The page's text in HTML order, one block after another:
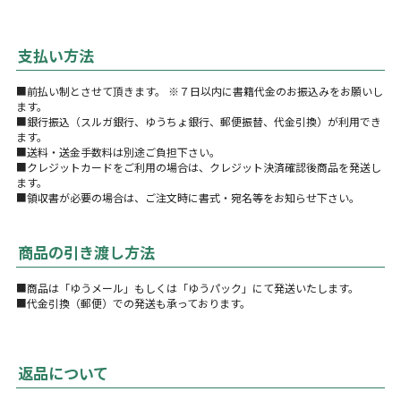
支払い方法
■前払い制とさせて頂きます。 ※７日以内に書籍代金のお振込みをお願いし
ます。
■銀行振込（スルガ銀行、ゆうちょ銀行、郵便振替、代金引換）が利用でき
ます。
■送料・送金手数料は別途ご負担下さい。
■クレジットカードをご利用の場合は、クレジット決済確認後商品を発送し
ます。
■領収書が必要の場合は、ご注文時に書式・宛名等をお知らせ下さい。
商品の引き渡し方法
■商品は「ゆうメール」もしくは「ゆうパック」にて発送いたします。
■代金引換（郵便）での発送も承っております。
返品について